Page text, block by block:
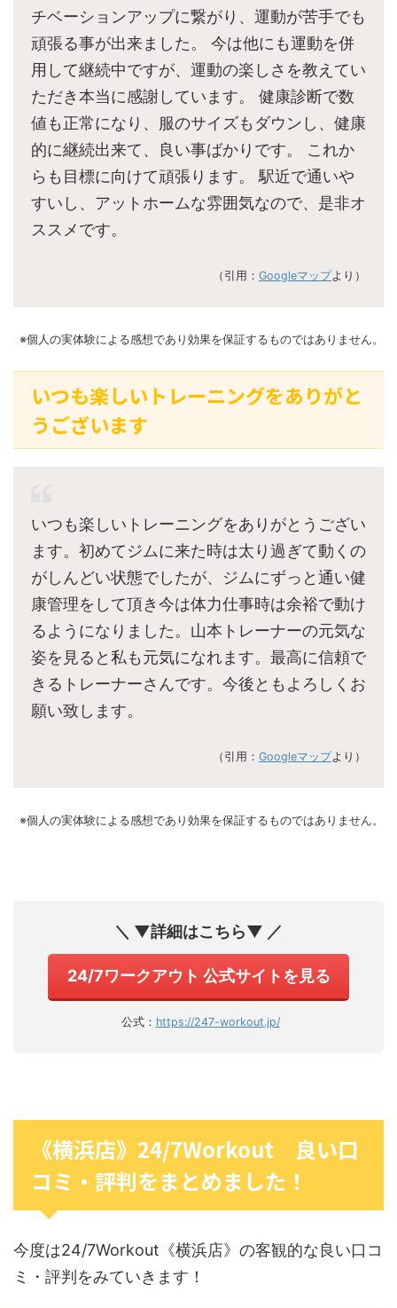
チベーションアップに繋がり、運動が苦手でも
頑張る事が出来ました。 今は他にも運動を併
用して継続中ですが、運動の楽しさを教えてい
ただき本当に感謝しています。 健康診断で数
値も正常になり、服のサイズもダウンし、健康
的に継続出来て、良い事ばかりです。 これか
らも目標に向けて頑張ります。 駅近で通いや
すいし、アットホームな雰囲気なので、是非オ
ススメです。
（引用： Googleマップより）
※個人の実体験による感想であり効果を保証するものではありません。
いつも楽しいトレーニングをありがと
うございます
いつも楽しいトレーニングをありがとうござい
ます。初めてジムに来た時は太り過ぎて動くの
がしんどい状態でしたが、ジムにずっと通い健
康管理をして頂き今は体力仕事時は余裕で動け
るようになりました。山本トレーナーの元気な
姿を見ると私も元気になれます。最高に信頼で
きるトレーナーさんです。今後ともよろしくお
願い致します。
（引用： Googleマップより）
※個人の実体験による感想であり効果を保証するものではありません。
＼ ▼詳細はこちら▼ ／
24/7ワークアウト 公式サイトを見る
公式： https://247-workout.jp/
《横浜店》24/7Workout 良い口
コミ・評判をまとめました！
今度は24/7Workout《横浜店》の客観的な良い口コ
ミ・評判をみていきます！